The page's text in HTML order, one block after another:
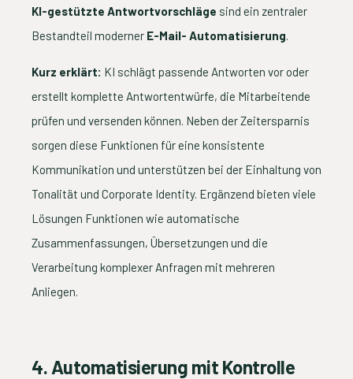
KI-gestützte Antwortvorschläge sind ein zentraler
Bestandteil moderner E-Mail- Automatisierung
Kurz erklärt: KI schlägt passende Antworten vor oder
erstellt komplette Antwortentwürfe, die Mitarbeitende
prüfen und versenden können. Neben der Zeitersparnis
sorgen diese Funktionen für eine konsistente
Kommunikation und unterstützen bei der Einhaltung von
Tonalität und Corporate Identity. Ergänzend bieten viele
Lösungen Funktionen wie automatische
Zusammenfassungen, Übersetzungen und die
Verarbeitung komplexer Anfragen mit mehreren
Anliegen.
4. Automatisierung mit Kontrolle